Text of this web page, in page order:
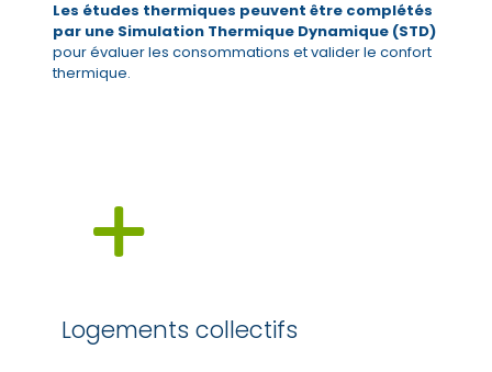
Les études thermiques peuvent être complétés
par une Simulation Thermique Dynamique (STD)
pour évaluer les consommations et valider le confort
thermique.
Logements collectifs